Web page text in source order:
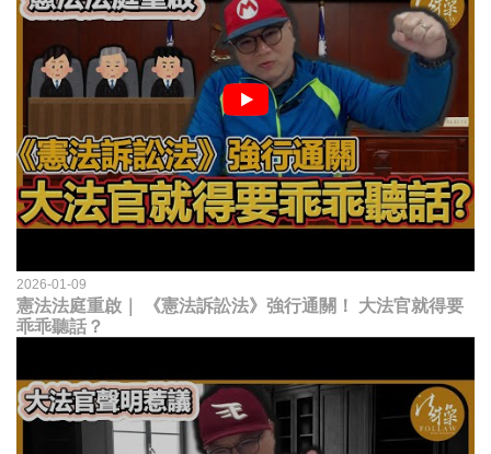
2026-01-09
憲法法庭重啟｜ 《憲法訴訟法》強行通關！ 大法官就得要
乖乖聽話？